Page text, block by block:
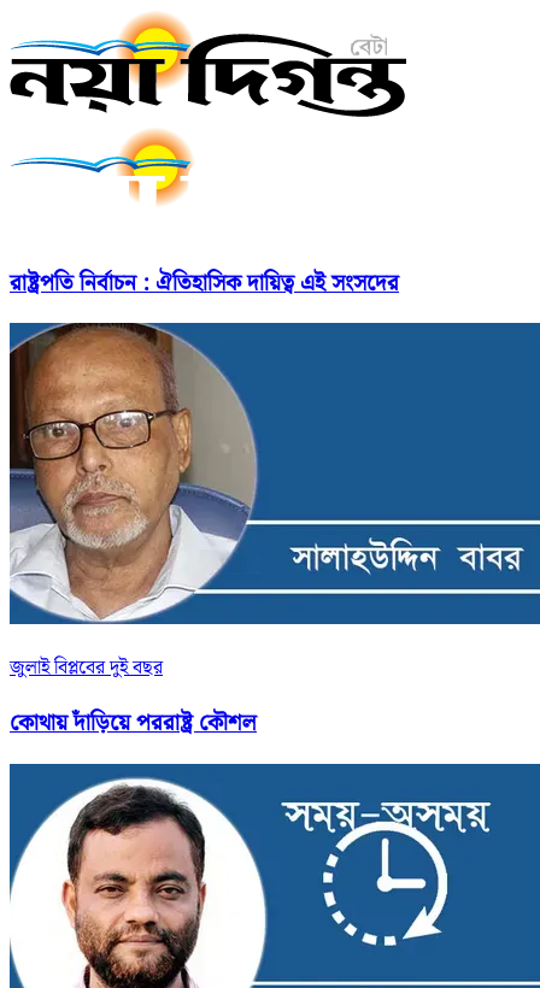
রাষ্ট্রপতি নির্বাচন : ঐতিহাসিক দায়িত্ব এই সংসদের
জুলাই বিপ্লবের দুই বছর
কোথায় দাঁড়িয়ে পররাষ্ট্র কৌশল